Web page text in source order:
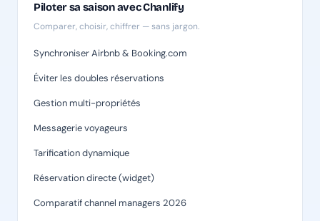
Piloter sa saison avec Chanlify
Comparer, choisir, chiffrer — sans jargon.
Synchroniser Airbnb & Booking.com
Éviter les doubles réservations
Gestion multi-propriétés
Messagerie voyageurs
Tarification dynamique
Réservation directe (widget)
Comparatif channel managers 2026